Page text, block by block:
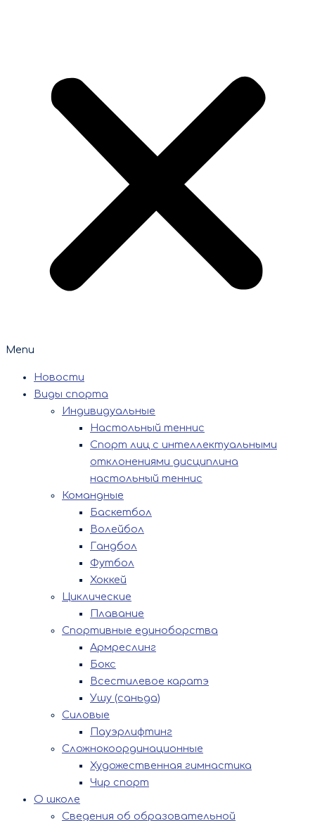
Menu
Новости
Виды спорта
Индивидуальные
Настольный теннис
Спорт лиц с интеллектуальными
отклонениями дисциплина
настольный теннис
Командные
Баскетбол
Волейбол
Гандбол
Футбол
Хоккей
Циклические
Плавание
Спортивные единоборства
Армреслинг
Бокс
Всестилевое каратэ
Ушу (саньда)
Силовые
Пауэрлифтинг
Сложнокоординационные
Художественная гимнастика
Чир спорт
О школе
Сведения об образовательной